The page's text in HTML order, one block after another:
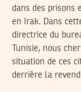
dans des prisons
en Irak. Dans
directrice du
Tunisie, nous
situation de ces
derrière la